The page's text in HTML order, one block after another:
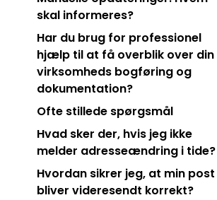
skal informeres?
Har du brug for professionel
hjælp til at få overblik over din
virksomheds bogføring og
dokumentation?
Ofte stillede spørgsmål
Hvad sker der, hvis jeg ikke
melder adresseændring i tide?
Hvordan sikrer jeg, at min post
bliver videresendt korrekt?